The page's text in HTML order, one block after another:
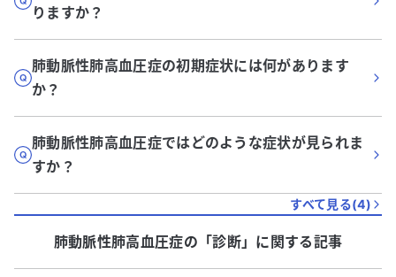
りますか？
肺動脈性肺高血圧症の初期症状には何があります
か？
肺動脈性肺高血圧症ではどのような症状が見られま
すか？
すべて見る(4)
肺動脈性肺高血圧症の「診断」に関する記事